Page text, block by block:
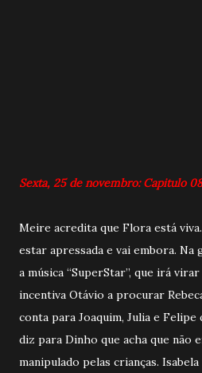
Sexta, 25 de novembro: Capitulo
Meire acredita que Flora está
estar apressada e vai embora. Na
a música “SuperStar”, que irá
incentiva Otávio a procurar
conta para Joaquim, Julia e
diz para Dinho que acha que não
manipulado pelas crianças.